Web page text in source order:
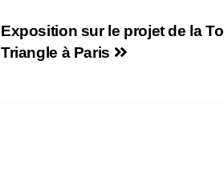
Exposition sur le projet de la
Triangle à Paris